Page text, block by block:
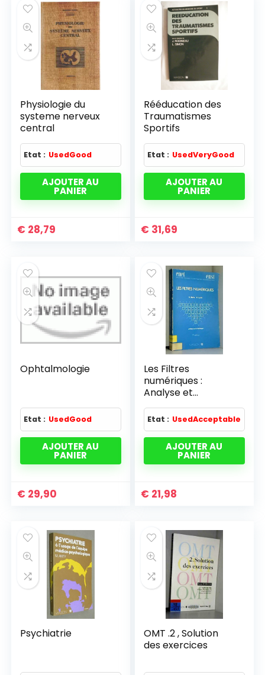
plus
ancien
Physiologie du
systeme nerveux
central
Etat : UsedGood
AJOUTER AU
PANIER
€ 28,79
Rééducation des
Traumatismes
Sportifs
Etat : UsedVeryGood
AJOUTER AU
PANIER
€ 31,69
Ophtalmologie
Etat : UsedGood
AJOUTER AU
PANIER
€ 29,90
Les Filtres
numériques :
Analyse et
synthèse des filtres
unidimensionnels
(Collection
technique et
scientifique des
télécommunication
Etat : UsedAcceptable
AJOUTER AU
PANIER
€ 21,98
Psychiatrie
OMT .2 , Solution
des exercices